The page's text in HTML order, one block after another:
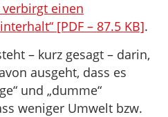
einen
[PDF – 87.5 KB].
– kurz gesagt – darin,
ausgeht, dass es
und „dumme“
weniger Umwelt bzw.